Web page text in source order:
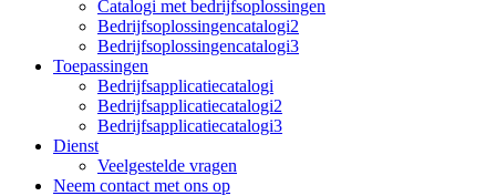
Catalogi met bedrijfsoplossingen
Bedrijfsoplossingencatalogi2
Bedrijfsoplossingencatalogi3
Toepassingen
Bedrijfsapplicatiecatalogi
Bedrijfsapplicatiecatalogi2
Bedrijfsapplicatiecatalogi3
Dienst
Veelgestelde vragen
Neem contact met ons op